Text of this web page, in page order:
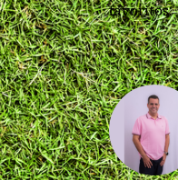
favoritos.